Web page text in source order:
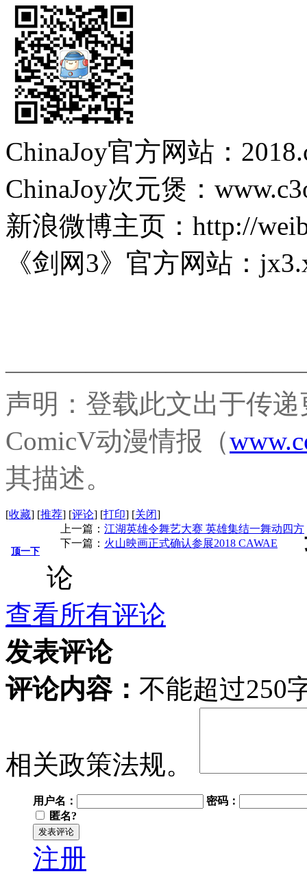
ChinaJoy官方网站：
ChinaJoy次元煲：
新浪微博主页：http://
《剑网3》官方网站：
声明：登载此文出于传
ComicV动漫情报（
其描述。
[收藏] [推荐] [评论] [打印] [关闭]
顶一下
上一篇： 江湖英雄令舞艺大赛 英雄集结一舞动四方
下一篇： 火山映画正式确认参展2018 CAWAE
论
查看所有评论
发表评论
评论内容： 不能超过250
相关政策法规。
用户名：
密码：
匿名?
注册